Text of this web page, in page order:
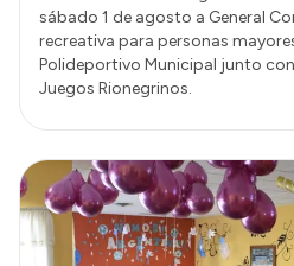
sábado 1 de agosto a General
recreativa para personas
Polideportivo Municipal junto
Juegos Rionegrinos.